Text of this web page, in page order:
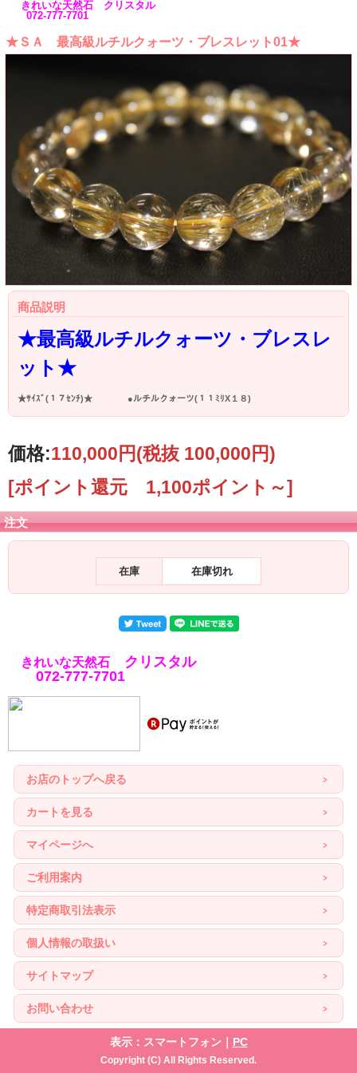
きれいな天然石 クリスタル
072-777-7701
★ＳＡ 最高級ルチルクォーツ・ブレスレット01★
商品説明
★最高級ルチルクォーツ・ブレスレ
ット★
★ｻｲｽﾞ(１７ｾﾝﾁ)★ ●ルチルクォーツ(１１ﾐﾘX１８)
価格:110,000円(税抜 100,000円)
[ポイント還元 1,100ポイント～]
注文
在庫 在庫切れ
きれいな天然石
クリスタル
072-777-7701
お店のトップへ戻る
カートを見る
マイページへ
ご利用案内
特定商取引法表示
個人情報の取扱い
サイトマップ
お問い合わせ
表示：スマートフォン｜ PC
Copyright (C) All Rights Reserved.